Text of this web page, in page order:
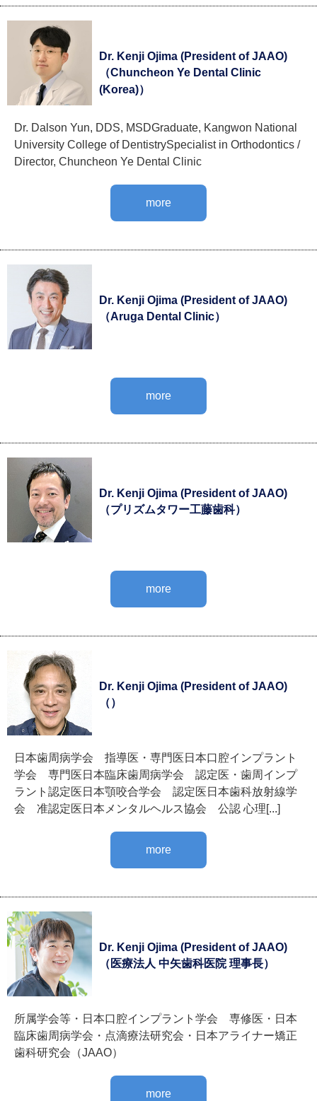
Dr. Kenji Ojima (President of JAAO)
（Chuncheon Ye Dental Clinic
(Korea)）
Dr. Dalson Yun, DDS, MSDGraduate, Kangwon National
University College of DentistrySpecialist in Orthodontics /
Director, Chuncheon Ye Dental Clinic
more
Dr. Kenji Ojima (President of JAAO)
（Aruga Dental Clinic）
more
Dr. Kenji Ojima (President of JAAO)
（プリズムタワー工藤歯科）
more
Dr. Kenji Ojima (President of JAAO)
（）
日本歯周病学会 指導医・専門医日本口腔インプラント
学会 専門医日本臨床歯周病学会 認定医・歯周インプ
ラント認定医日本顎咬合学会 認定医日本歯科放射線学
会 准認定医日本メンタルヘルス協会 公認 心理[...]
more
Dr. Kenji Ojima (President of JAAO)
（医療法人 中矢歯科医院 理事長）
所属学会等・日本口腔インプラント学会 専修医・日本
臨床歯周病学会・点滴療法研究会・日本アライナー矯正
歯科研究会（JAAO）
more